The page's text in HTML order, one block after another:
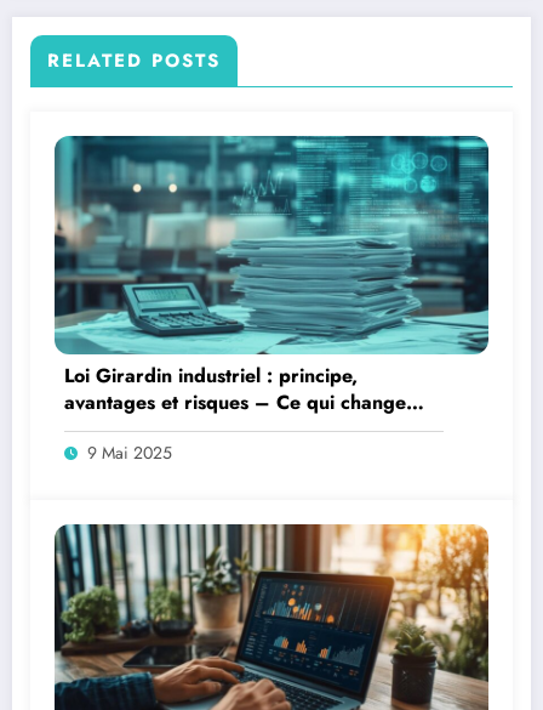
RELATED POSTS
Loi Girardin industriel : principe,
avantages et risques – Ce qui change
pour les investisseurs outre-mer
9 Mai 2025